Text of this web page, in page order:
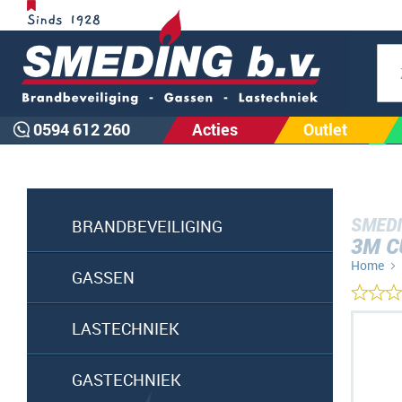
0594 612 260 Acties Outlet
BRANDBEVEILIGING
GASSEN
LASTECHNIEK
GASTECHNIEK
3M
Home
Ga